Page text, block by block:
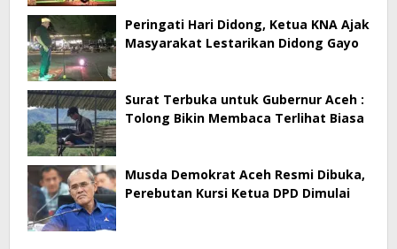
Peringati Hari Didong, Ketua KNA Ajak
Masyarakat Lestarikan Didong Gayo
Surat Terbuka untuk Gubernur Aceh :
Tolong Bikin Membaca Terlihat Biasa
Musda Demokrat Aceh Resmi Dibuka,
Perebutan Kursi Ketua DPD Dimulai